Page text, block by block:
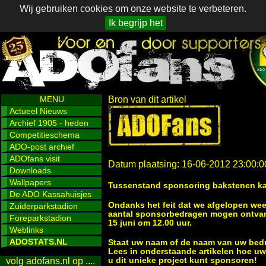
Wij gebruiken cookies om onze website te verbeteren.
Ik begrijp het
MENU
Actueel Nieuws
Archief 1905 - heden
Competitieschema
ADO-post archief
ADOfans visit
Downloads
Wallpapers
De ADO Kassahuisjes
Zuiderparkstadion
Foreparkstadion
Weblinks
ADOSTATS.NL
volg adofans.nl op ....
Bron van dit artikel
Datum plaatsing: 16-06-2012
Tussenstand sponsoring bakstenen
Ondanks het feit dat we afgelopen
aantal sponsorbedragen mogen
15 juni om 12.00 uur.
Staat uw naam of de naam van uw
Lees in onderstaande artikelen hoe
u dit unieke project kunt sponsoren!